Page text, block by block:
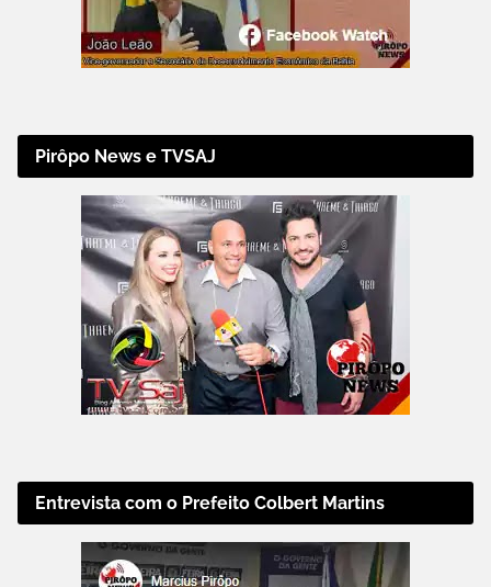
Pirôpo News e TVSAJ
Entrevista com o Prefeito Colbert Martins